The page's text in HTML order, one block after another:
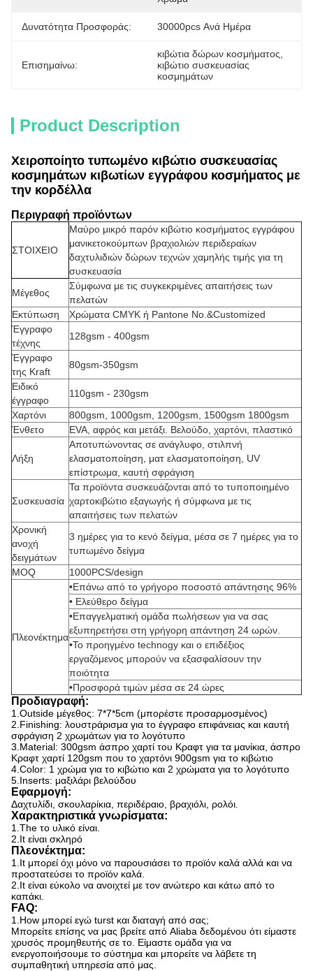
Δυνατότητα Προσφοράς: 30000pcs Ανά Ημέρα
Επισημαίνω:
κιβώτια δώρων κοσμήματος
κιβώτιο συσκευασίας
κοσμημάτων
Product Description
Χειροποίητο τυπωμένο κιβώτιο συσκευασίας
κοσμημάτων κιβωτίων εγγράφου κοσμήματος με
την κορδέλλα
Περιγραφή προϊόντων
ΣΤΟΙΧΕΙΟ
Μαύρο μικρό παρόν κιβώτιο κοσμήματος εγγράφου
μανικετοκούμπων βραχιολιών περιδεραίων
δαχτυλιδιών δώρων τεχνών χαμηλής τιμής για τη
συσκευασία
Μέγεθος
Σύμφωνα με τις συγκεκριμένες απαιτήσεις των
πελατών
Εκτύπωση
Χρώματα CMYK ή Pantone No.&Customized
Έγγραφο
τέχνης
128gsm - 400gsm
Έγγραφο
της Kraft
80gsm-350gsm
Ειδικό
έγγραφο
110gsm - 230gsm
Χαρτόνι
800gsm, 1000gsm, 1200gsm, 1500gsm 1800gsm
Ένθετο
EVA, αφρός και μετάξι. Βελούδο, χαρτόνι, πλαστικό
Λήξη
Αποτυπώνοντας σε ανάγλυφο, στιλπνή
ελασματοποίηση, ματ ελασματοποίηση, UV
επίστρωμα, καυτή σφράγιση
Συσκευασία
Τα προϊόντα συσκευάζονται από το τυποποιημένο
χαρτοκιβώτιο εξαγωγής ή σύμφωνα με τις
απαιτήσεις των πελατών
Χρονική
ανοχή
δειγμάτων
3 ημέρες για το κενό δείγμα, μέσα σε 7 ημέρες για το
τυπωμένο δείγμα
MOQ
1000PCS/design
Πλεονέκτημα
•Επάνω από το γρήγορο ποσοστό απάντησης 96%
• Ελεύθερο δείγμα
•Επαγγελματική ομάδα πωλήσεων για να σας
εξυπηρετήσει στη γρήγορη απάντηση 24 ωρών.
•Το προηγμένο technogy και ο επιδέξιος
εργαζόμενος μπορούν να εξασφαλίσουν την
ποιότητα
•Προσφορά τιμών μέσα σε 24 ώρες
Προδιαγραφή:
1.Outside μέγεθος: 7*7*5cm (μπορέστε προσαρμοσμένος)
2.Finishing: λουστράρισμα για το έγγραφο επιφάνειας και καυτή
σφράγιση 2 χρωμάτων για το λογότυπο
3.Material: 300gsm άσπρο χαρτί του Κραφτ για τα μανίκια, άσπρο
Κραφτ χαρτί 120gsm που το χαρτόνι 900gsm για το κιβώτιο
4.Color: 1 χρώμα για το κιβώτιο και 2 χρώματα για το λογότυπο
5.Inserts: μαξιλάρι βελούδου
Εφαρμογή:
Δαχτυλίδι, σκουλαρίκια, περιδέραιο, βραχιόλι, ρολόι.
Χαρακτηριστικά γνωρίσματα:
1.The το υλικό είναι.
2.It είναι σκληρό
Πλεονέκτημα:
1.It μπορεί όχι μόνο να παρουσιάσει το προϊόν καλά αλλά και να
προστατεύσει το προϊόν καλά.
2.It είναι εύκολο να ανοιχτεί με τον ανώτερο και κάτω από το
καπάκι.
FAQ:
1.How μπορεί εγώ turst και διαταγή από σας;
Μπορείτε επίσης να μας βρείτε από Aliaba δεδομένου ότι είμαστε
χρυσός προμηθευτής σε το. Είμαστε ομάδα για να
ενεργοποιήσουμε το σύστημα και μπορείτε να λάβετε τη
συμπαθητική υπηρεσία από μας.